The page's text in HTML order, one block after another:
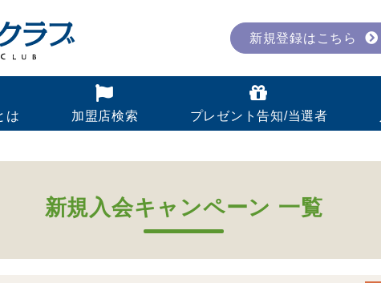
新規登録はこちら
は 加盟店検索 プレゼント告知/当選者
新規入会キャンペーン 一覧